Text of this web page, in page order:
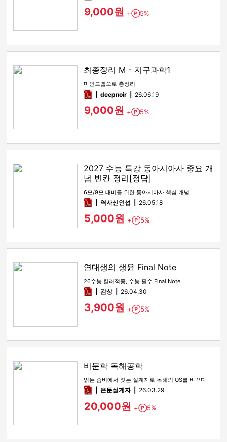
9,000원 + Point
5%
최종정리 M - 지구과학1
마인드맵으로 총정리
pdfdeepnoir 26.06.19
9,000원 + Point
5%
2027 수능 특강 동아시아사 중요 개
념 빈칸 정리[정답]
6모/9모 대비를 위한 동아시아사 핵심 개념
pdf역사신인섭 26.05.18
5,000원 + Point
5%
연대생의 생윤 Final Note
26수능 킬러적중, 수능 필수 Final Note
pdf감상​ 26.04.30
3,900원 + Point
5%
비문학 독해공학
읽는 좀비에서 짓는 설계자로 독해의 OS를 바꾸다
pdf은둔설계자 26.03.29
20,000원 + Point
5%